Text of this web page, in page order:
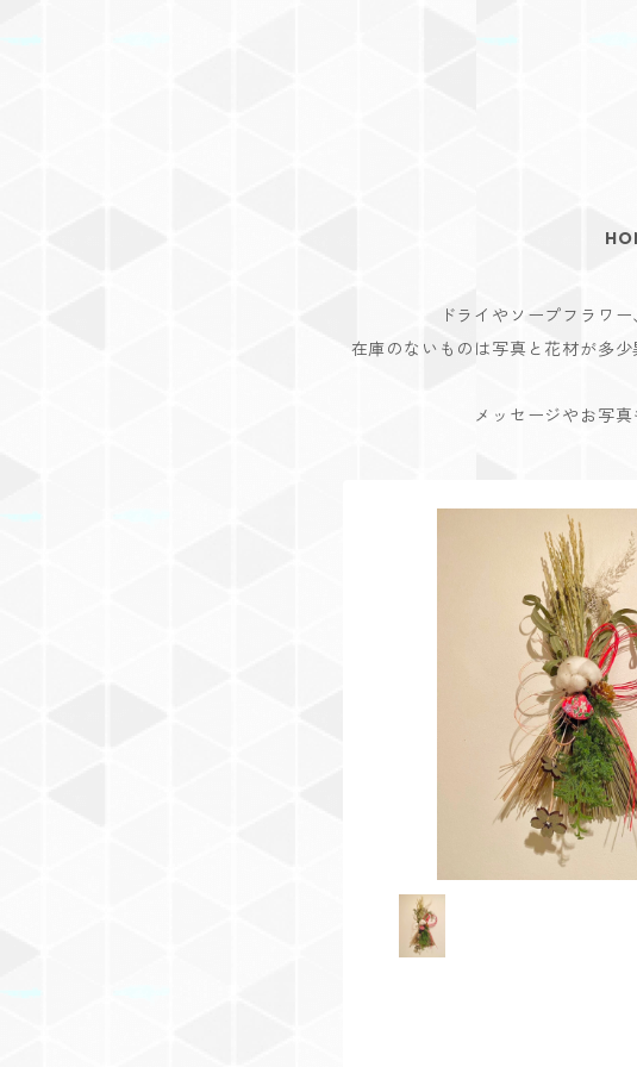
ドライやソープフラワ
在庫のないものは写真と花材が多
メッセージやお写